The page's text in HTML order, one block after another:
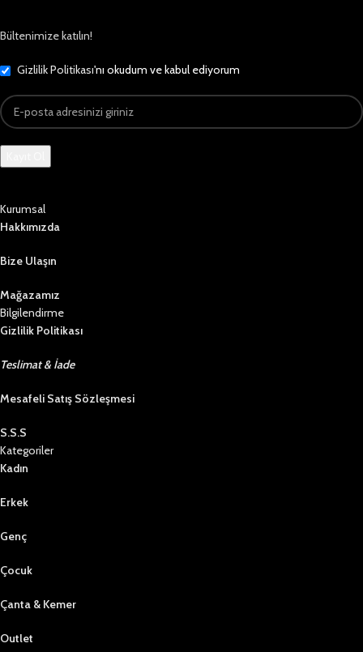
Bültenimize katılın!
Gizlilik Politikası'nı okudum ve kabul ediyorum
Kurumsal
Hakkımızda
Bize Ulaşın
Mağazamız
Bilgilendirme
Gizlilik Politikası
Teslimat & İade
Mesafeli Satış Sözleşmesi
S.S.S
Kategoriler
Kadın
Erkek
Genç
Çocuk
Çanta & Kemer
Outlet